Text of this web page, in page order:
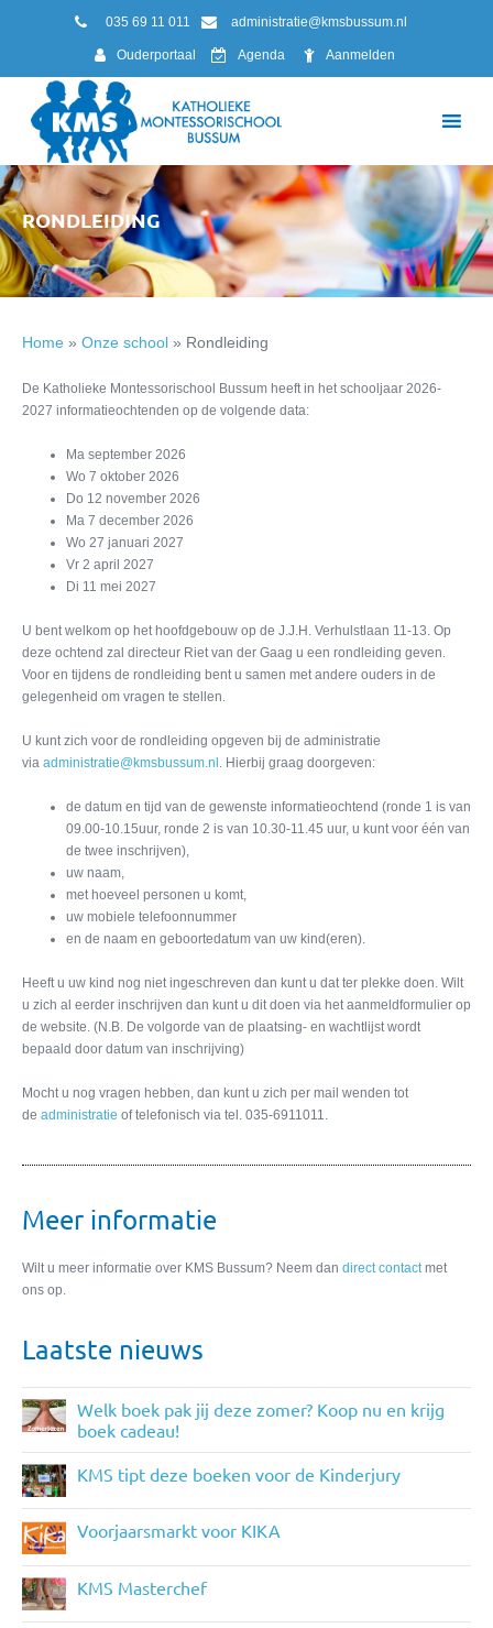
035 69 11 011 administratie@kmsbussum.nl
Ouderportaal Agenda Aanmelden
RONDLEIDING
Home » Onze school » Rondleiding
De Katholieke Montessorischool Bussum heeft in het schooljaar 2026-
2027 informatieochtenden op de volgende data:
Ma september 2026
Wo 7 oktober 2026
Do 12 november 2026
Ma 7 december 2026
Wo 27 januari 2027
Vr 2 april 2027
Di 11 mei 2027
U bent welkom op het hoofdgebouw op de J.J.H. Verhulstlaan 11-13. Op
deze ochtend zal directeur Riet van der Gaag u een rondleiding geven.
Voor en tijdens de rondleiding bent u samen met andere ouders in de
gelegenheid om vragen te stellen.
U kunt zich voor de rondleiding opgeven bij de administratie
via administratie@kmsbussum.nl . Hierbij graag doorgeven:
de datum en tijd van de gewenste informatieochtend (ronde 1 is van
09.00-10.15uur, ronde 2 is van 10.30-11.45 uur, u kunt voor één van
de twee inschrijven),
uw naam,
met hoeveel personen u komt,
uw mobiele telefoonnummer
en de naam en geboortedatum van uw kind(eren).
Heeft u uw kind nog niet ingeschreven dan kunt u dat ter plekke doen. Wilt
u zich al eerder inschrijven dan kunt u dit doen via het aanmeldformulier op
de website. (N.B. De volgorde van de plaatsing- en wachtlijst wordt
bepaald door datum van inschrijving)
Mocht u nog vragen hebben, dan kunt u zich per mail wenden tot
de administratie of telefonisch via tel. 035-6911011.
Meer informatie
Wilt u meer informatie over KMS Bussum? Neem dan direct contactmet
ons op.
Laatste nieuws
Welk boek pak jij deze zomer? Koop nu en krijg
boek cadeau!
KMS tipt deze boeken voor de Kinderjury
Voorjaarsmarkt voor KIKA
KMS Masterchef